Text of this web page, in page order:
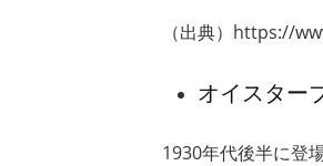
（出典）https://
オイスター
1930年代後半に登